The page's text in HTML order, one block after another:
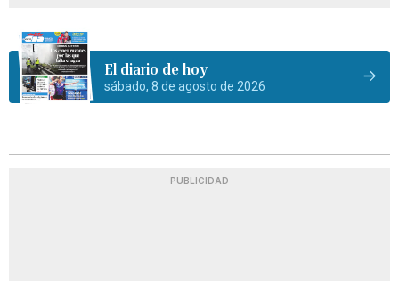
El diario de hoy
sábado, 8 de agosto de 2026
PUBLICIDAD